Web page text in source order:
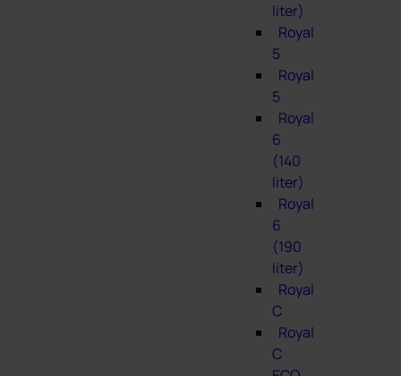
liter)
Royal
5
Royal
5
Royal
6
(140
liter)
Royal
6
(190
liter)
Royal
C
Royal
C